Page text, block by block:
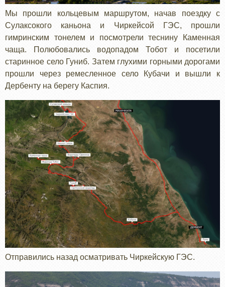
Мы прошли кольцевым маршрутом, начав поездку с
Сулаксокого каньона и Чиркейсой ГЭС, прошли
гимринским тонелем и посмотрели теснину Каменная
чаща. Полюбовались водопадом Тобот и посетили
старинное село Гуниб. Затем глухими горными дорогами
прошли через ремесленное село Кубачи и вышли к
Дербенту на берегу Каспия.
Отправились назад осматривать Чиркейскую ГЭС.